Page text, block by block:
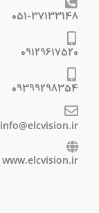
051-37133148
09129617520
09399298354
info@elcvision.ir
www.elcvision.ir